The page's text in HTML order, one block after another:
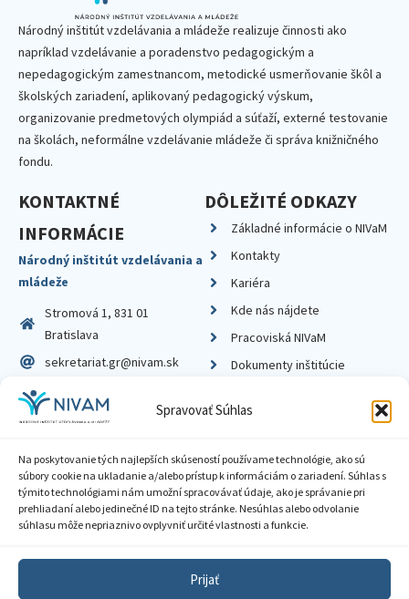
Spravovať Súhlas
Na poskytovanie tých najlepších skúseností používame technológie, ako sú
súbory cookie na ukladanie a/alebo prístup k informáciám o zariadení. Súhlas s
týmito technológiami nám umožní spracovávať údaje, ako je správanie pri
prehliadaní alebo jedinečné ID na tejto stránke. Nesúhlas alebo odvolanie
súhlasu môže nepriaznivo ovplyvniť určité vlastnosti a funkcie.
Prijať
Národný inštitút vzdelávania a mládeže realizuje činnosti ako
napríklad vzdelávanie a poradenstvo pedagogickým a
nepedagogickým zamestnancom, metodické usmerňovanie škôl a
školských zariadení, aplikovaný pedagogický výskum,
organizovanie predmetových olympiád a súťaží, externé testovanie
na školách, neformálne vzdelávanie mládeže či správa knižničného
fondu.
KONTAKTNÉ
INFORMÁCIE
Národný inštitút vzdelávania a
mládeže
Stromová 1, 831 01
Bratislava
sekretariat.gr@nivam.sk
IČO: 00164348
DIČ: 2020798714
DÔLEŽITÉ ODKAZY
Základné informácie o NIVaM
Kontakty
Kariéra
Kde nás nájdete
Pracoviská NIVaM
Dokumenty inštitúcie
Zásady ochrany súkromia
Sprístupnenie informácií